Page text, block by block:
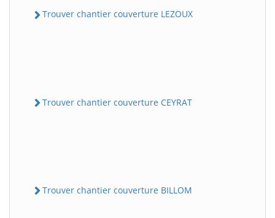
Trouver chantier couverture LEZOUX
Trouver chantier couverture CEYRAT
Trouver chantier couverture BILLOM